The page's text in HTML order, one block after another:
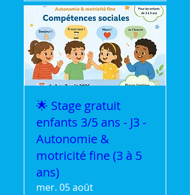
🌟 Stage gratuit
enfants 3/5 ans - J3 -
Autonomie &
motricité fine (3 à 5
ans)
mer. 05 août